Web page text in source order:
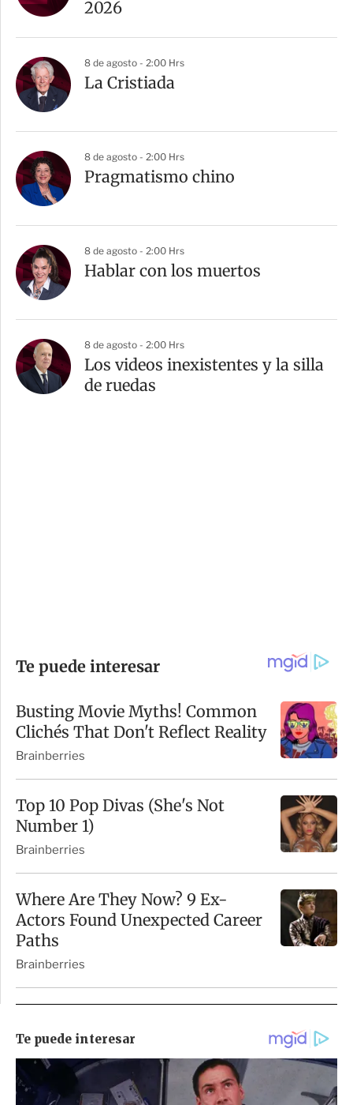
2026
8 de agosto - 2:00 Hrs
La Cristiada
8 de agosto - 2:00 Hrs
Pragmatismo chino
8 de agosto - 2:00 Hrs
Hablar con los muertos
8 de agosto - 2:00 Hrs
Los videos inexistentes y la silla
de ruedas